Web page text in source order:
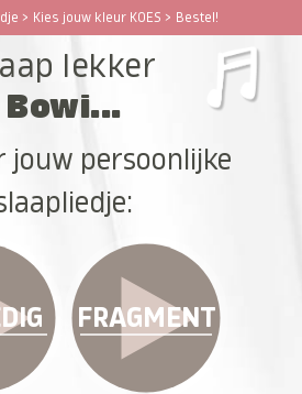
> Kies jouw kleur KOES > Bestel!
lekker
Bowi...
jouw persoonlijke
FRAGMENT